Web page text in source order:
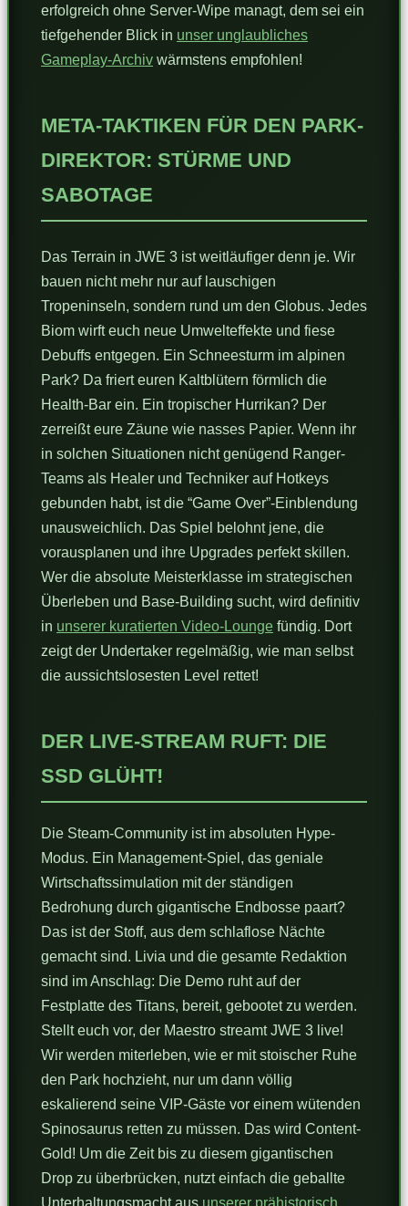
erfolgreich ohne Server-Wipe managt, dem sei ein
tiefgehender Blick in unser unglaubliches
Gameplay-Archiv wärmstens empfohlen!
META-TAKTIKEN FÜR DEN PARK-
DIREKTOR: STÜRME UND
SABOTAGE
Das Terrain in JWE 3 ist weitläufiger denn je. Wir
bauen nicht mehr nur auf lauschigen
Tropeninseln, sondern rund um den Globus. Jedes
Biom wirft euch neue Umwelteffekte und fiese
Debuffs entgegen. Ein Schneesturm im alpinen
Park? Da friert euren Kaltblütern förmlich die
Health-Bar ein. Ein tropischer Hurrikan? Der
zerreißt eure Zäune wie nasses Papier. Wenn ihr
in solchen Situationen nicht genügend Ranger-
Teams als Healer und Techniker auf Hotkeys
gebunden habt, ist die “Game Over”-Einblendung
unausweichlich. Das Spiel belohnt jene, die
vorausplanen und ihre Upgrades perfekt skillen.
Wer die absolute Meisterklasse im strategischen
Überleben und Base-Building sucht, wird definitiv
in unserer kuratierten Video-Lounge fündig. Dort
zeigt der Undertaker regelmäßig, wie man selbst
die aussichtslosesten Level rettet!
DER LIVE-STREAM RUFT: DIE
SSD GLÜHT!
Die Steam-Community ist im absoluten Hype-
Modus. Ein Management-Spiel, das geniale
Wirtschaftssimulation mit der ständigen
Bedrohung durch gigantische Endbosse paart?
Das ist der Stoff, aus dem schlaflose Nächte
gemacht sind. Livia und die gesamte Redaktion
sind im Anschlag: Die Demo ruht auf der
Festplatte des Titans, bereit, gebootet zu werden.
Stellt euch vor, der Maestro streamt JWE 3 live!
Wir werden miterleben, wie er mit stoischer Ruhe
den Park hochzieht, nur um dann völlig
eskalierend seine VIP-Gäste vor einem wütenden
Spinosaurus retten zu müssen. Das wird Content-
Gold! Um die Zeit bis zu diesem gigantischen
Drop zu überbrücken, nutzt einfach die geballte